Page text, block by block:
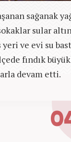
sağanak
sular
ve evi su
fındık
devam etti.